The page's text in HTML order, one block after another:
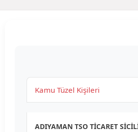
Kamu Tüzel Kişileri
ADIYAMAN TSO TİCARET